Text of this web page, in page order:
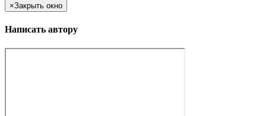
×Закрыть окно
Написать автору